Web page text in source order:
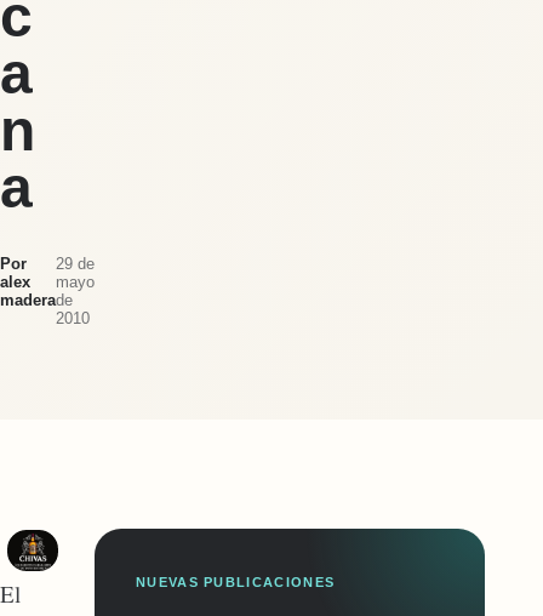
c
a
n
a
Por
alex
madera
29 de
mayo
de
2010
El
NUEVAS PUBLICACIONES